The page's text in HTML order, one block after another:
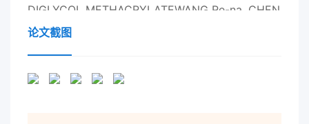
DIGLYCOL METHACRYLATEWANG Re-na, CHEN
Guo-qiang, ZHANG Wei-rin, WANG Jian-ye(The
effective and reasonable pr ice non-
论文截图